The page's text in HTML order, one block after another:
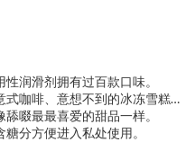
润滑剂拥有过百款口味。
式咖啡、意想不到的冰冻雪糕…
啜最最喜爱的甜品一样。
分方便进入私处使用。